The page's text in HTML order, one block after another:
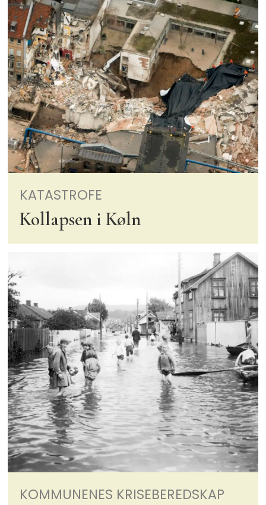
KATASTROFE
Kollapsen i Køln
KOMMUNENES KRISEBEREDSKAP